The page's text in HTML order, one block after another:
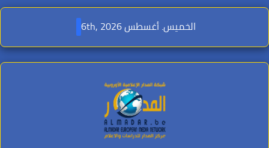
Skip
content
الخميس. أغسطس 6th, 2026